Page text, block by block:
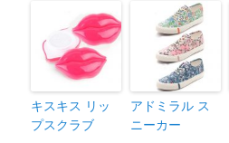
キスキス リッ
プスクラブ
アドミラル ス
ニーカー